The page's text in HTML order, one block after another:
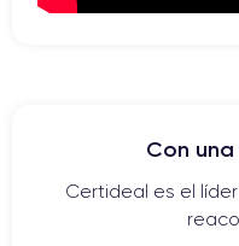
Con
Certideal es el